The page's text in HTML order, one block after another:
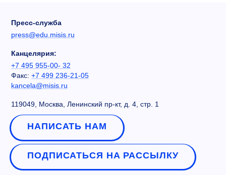
Пресс-служба
press@edu.misis.ru
Канцелярия:
+7 495 955-00- 32
Факс: +7 499 236-21-05
kancela@misis.ru
119049, Москва, Ленинский пр-кт, д. 4, стр. 1
НАПИСАТЬ НАМ
ПОДПИСАТЬСЯ НА РАССЫЛКУ